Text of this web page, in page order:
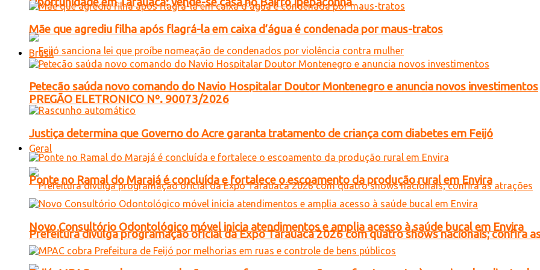
PREGÃO ELETRONICO Nº. 90073/2026
Geral
Prefeitura divulga programação oficial da Expo Tarauacá 2026 com quatro shows nacionais; confira
Mãe que agrediu filha após flagrá-la em caixa d’água é condenada por maus-tratos
Brasil
Petecão saúda novo comando do Navio Hospitalar Doutor Montenegro e anuncia novos investimentos
Justiça determina que Governo do Acre garanta tratamento de criança com diabetes em Feijó
Ponte no Ramal do Marajá é concluída e fortalece o escoamento da produção rural em Envira
Novo Consultório Odontológico móvel inicia atendimentos e amplia acesso à saúde bucal em Envira